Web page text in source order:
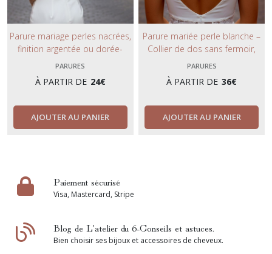
Parure mariage perles nacrées,
finition argentée ou dorée-
Collier de mariée modulable
PARURES
À PARTIR DE 24€
AJOUTER AU PANIER
Parure mariée perle blanche –
Collier de dos sans fermoir,
boucles d’oreilles 2-en-1 et
bracelet minimaliste – Bijoux de
mariage élégants.
PARURES
À PARTIR DE 36€
AJOUTER AU PANIER
Paiement sécurisé
Visa, Mastercard, Stripe
Blog de L'atelier du 6-Conseils et astuces.
Bien choisir ses bijoux et accessoires de cheveux.